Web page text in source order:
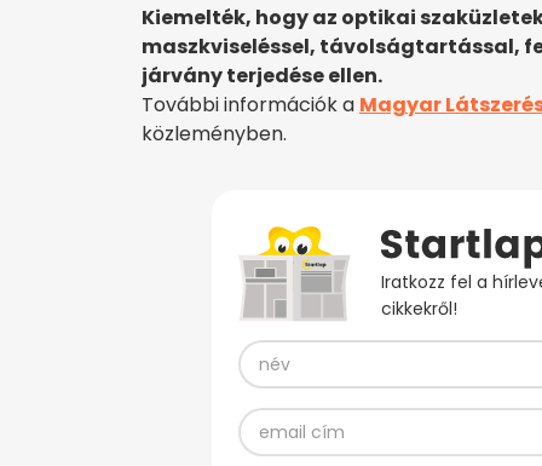
Kiemelték, hogy az optikai
maszkviseléssel, távolságtartással,
járvány terjedése ellen.
További információk a Magyar
közleményben.
Iratkozz fel a
cikkekről!